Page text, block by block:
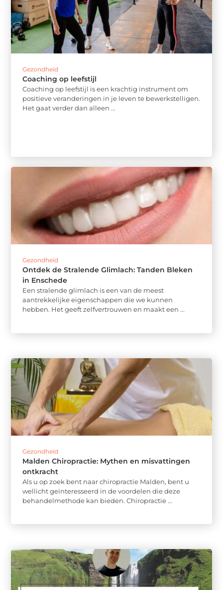
Gezondheid
Coaching op leefstijl
Coaching op leefstijl is een krachtig instrument om
positieve veranderingen in je leven te bewerkstelligen.
Het gaat verder dan alleen ...
Gezondheid
Ontdek de Stralende Glimlach: Tanden Bleken
in Enschede
Een stralende glimlach is een van de meest
aantrekkelijke eigenschappen die we kunnen
hebben. Het geeft zelfvertrouwen en maakt een ...
Gezondheid
Malden Chiropractie: Mythen en misvattingen
ontkracht
Als u op zoek bent naar chiropractie Malden, bent u
wellicht geïnteresseerd in de voordelen die deze
behandelmethode kan bieden. Chiropractie ...